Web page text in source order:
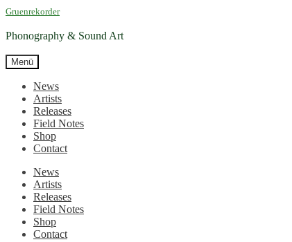
Zur
springen
Zum
springen
Gruenrekorder
Phonography & Sound Art
Menü
News
Artists
Releases
Field Notes
Shop
Contact
News
Artists
Releases
Field Notes
Shop
Contact